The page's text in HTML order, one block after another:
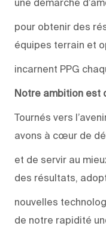
une démarche
pour obtenir des
équipes terrain et
incarnent PPG
Notre ambition est
Tournés vers
avons à cœur de
et de servir au
des résultats,
nouvelles
de notre rapidité